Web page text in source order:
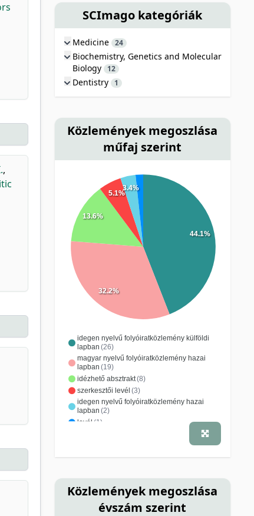
,
SCImago kategóriák
Medicine 24
Biochemistry, Genetics and Molecular
Biology
12
Dentistry 1
Közlemények megoszlása
műfaj szerint
idegen nyelvű folyóiratközlemény külföldi
lapban (26)
magyar nyelvű folyóiratközlemény hazai
lapban (19)
idézhető absztrakt(8)
szerkesztői levél (3)
idegen nyelvű folyóiratközlemény hazai
lapban (2)
levél (1)
44.1%
32.2%
13.6%
5.1%
3.4%
Közlemények megoszlása
évszám szerint